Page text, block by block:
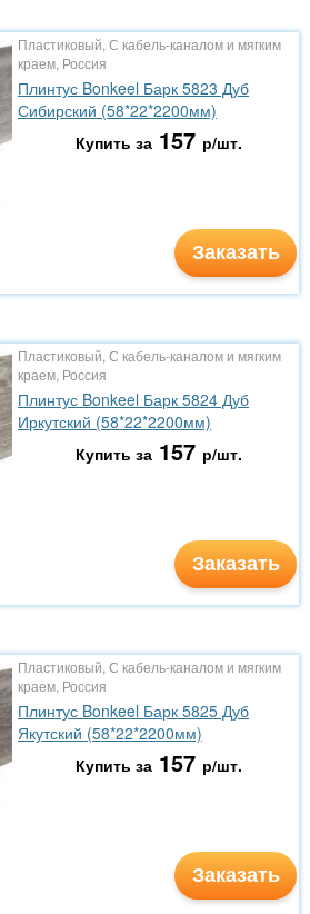
Пластиковый, С кабель-каналом и мягким
краем, Россия
Плинтус Bonkeel Барк 5823 Дуб
Сибирский (58*22*2200мм)
Купить за 157 р/шт.
Заказать
Пластиковый, С кабель-каналом и мягким
краем, Россия
Плинтус Bonkeel Барк 5824 Дуб
Иркутский (58*22*2200мм)
Купить за 157 р/шт.
Заказать
Пластиковый, С кабель-каналом и мягким
краем, Россия
Плинтус Bonkeel Барк 5825 Дуб
Якутский (58*22*2200мм)
Купить за 157 р/шт.
Заказать